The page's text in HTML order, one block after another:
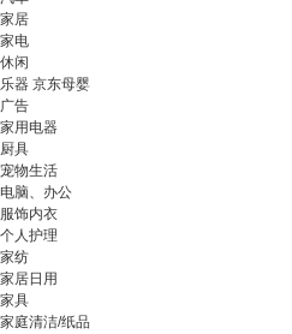
家居
家电
休闲
乐器 京东母婴
广告
家用电器
厨具
宠物生活
电脑、办公
服饰内衣
个人护理
家纺
家居日用
家具
家庭清洁/纸品